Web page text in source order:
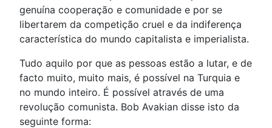
genuína cooperação e comunidade e por se
libertarem da competição cruel e da indiferença
característica do mundo capitalista e imperialista.
Tudo aquilo por que as pessoas estão a lutar, e de
facto muito, muito mais, é possível na Turquia e
no mundo inteiro. É possível através de uma
revolução comunista. Bob Avakian disse isto da
seguinte forma: